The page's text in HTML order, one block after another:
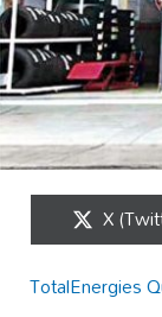
Share
on
X
TotalEnergies